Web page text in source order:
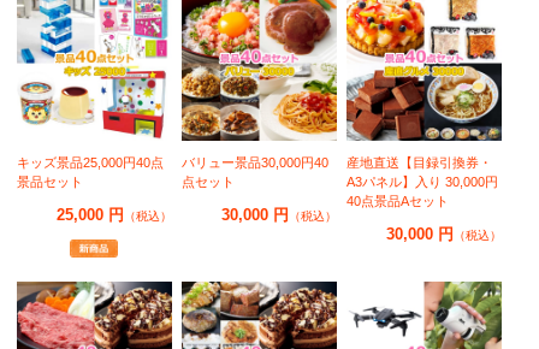
キッズ景品25,000円40点
景品セット
25,000 円 （税込）
バリュー景品30,000円40
点セット
30,000 円 （税込）
産地直送【目録引換券・
A3パネル】入り 30,000円
40点景品Aセット
30,000 円 （税込）